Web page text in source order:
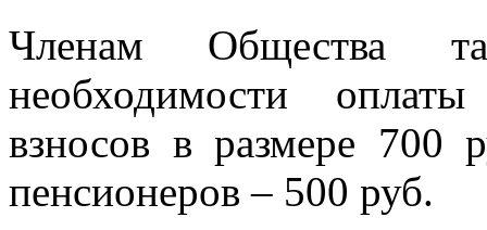
Членам Общества
необходимости
взносов в размере 700
пенсионеров – 500 руб.